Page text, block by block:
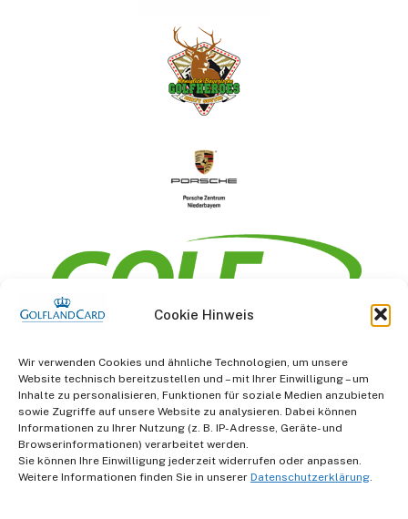
Cookie Hinweis
Wir verwenden Cookies und ähnliche Technologien, um unsere
Website technisch bereitzustellen und – mit Ihrer Einwilligung – um
Inhalte zu personalisieren, Funktionen für soziale Medien anzubieten
sowie Zugriffe auf unsere Website zu analysieren. Dabei können
Informationen zu Ihrer Nutzung (z. B. IP-Adresse, Geräte- und
Browserinformationen) verarbeitet werden.
Sie können Ihre Einwilligung jederzeit widerrufen oder anpassen.
Weitere Informationen finden Sie in unserer Datenschutzerklärung.
Information
AGB
Datenschutz
Impressum